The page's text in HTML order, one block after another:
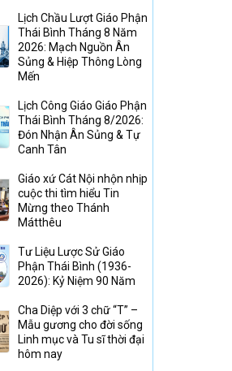
Lịch Chầu Lượt Giáo Phận
Thái Bình Tháng 8 Năm
2026: Mạch Nguồn Ân
Sủng & Hiệp Thông Lòng
Mến
Lịch Công Giáo Giáo Phận
Thái Bình Tháng 8/2026:
Đón Nhận Ân Sủng & Tự
Canh Tân
Giáo xứ Cát Nội nhộn nhịp
cuộc thi tìm hiểu Tin
Mừng theo Thánh
Mátthêu
Tư Liệu Lược Sử Giáo
Phận Thái Bình (1936-
2026): Kỷ Niệm 90 Năm
Cha Diệp với 3 chữ “T” –
Mẫu gương cho đời sống
Linh mục và Tu sĩ thời đại
hôm nay